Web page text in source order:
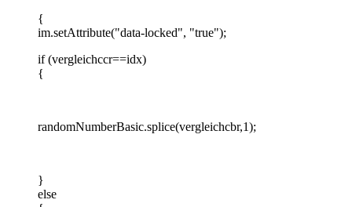
{
im.setAttribute("data-locked", "true");
if (vergleichccr==idx)
{
randomNumberBasic.splice(vergleichcbr,1);
}
else